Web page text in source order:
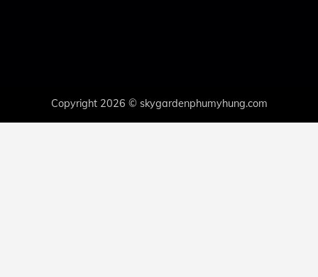
Copyright 2026 © skygardenphumyhung.com